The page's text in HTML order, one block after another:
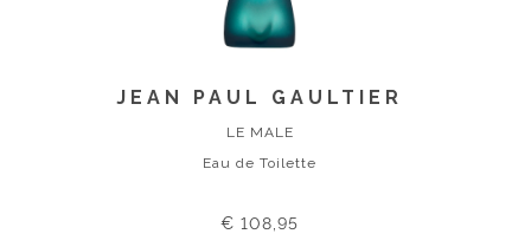
JEAN PAUL GAULTIER
LE MALE
Eau de Toilette
€ 108,95